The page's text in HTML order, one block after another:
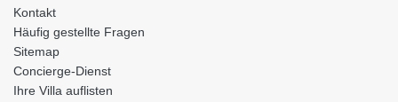
Kontakt
Häufig gestellte Fragen
Sitemap
Concierge-Dienst
Ihre Villa auflisten